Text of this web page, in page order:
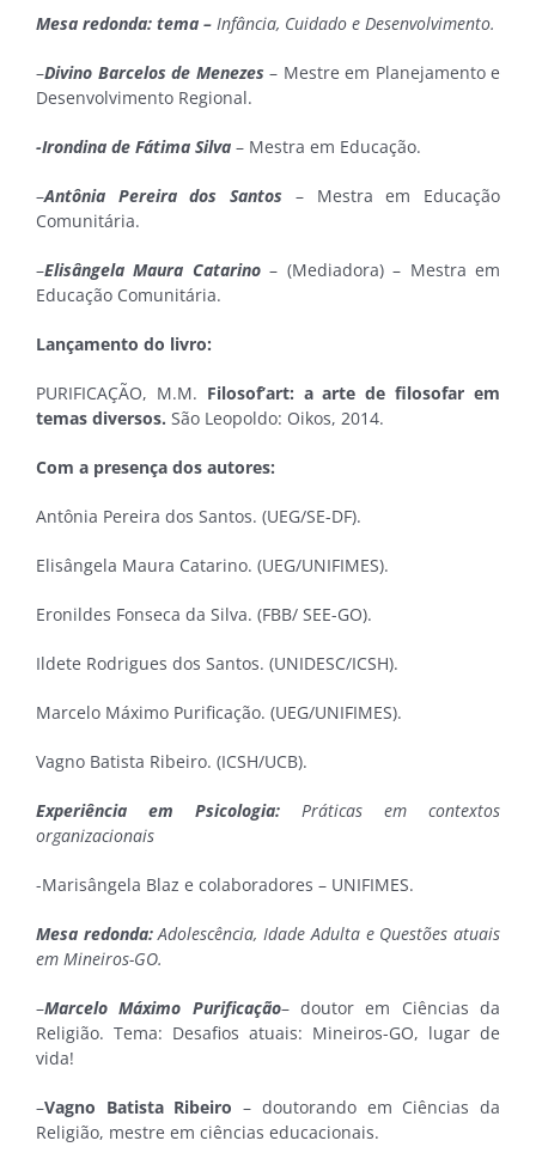
Mesa redonda: tema – Infância, Cuidado e Desenvolvimento.
–Divino Barcelos de Menezes – Mestre em Planejamento e
Desenvolvimento Regional.
-Irondina de Fátima Silva – Mestra em Educação.
–Antônia Pereira dos Santos – Mestra em Educação
Comunitária.
–Elisângela Maura Catarino– (Mediadora) – Mestra em
Educação Comunitária.
Lançamento do livro:
PURIFICAÇÃO, M.M. Filosof’art: a arte de filosofar em
temas diversos. São Leopoldo: Oikos, 2014.
Com a presença dos autores:
Antônia Pereira dos Santos. (UEG/SE-DF).
Elisângela Maura Catarino. (UEG/UNIFIMES).
Eronildes Fonseca da Silva. (FBB/ SEE-GO).
Ildete Rodrigues dos Santos. (UNIDESC/ICSH).
Marcelo Máximo Purificação. (UEG/UNIFIMES).
Vagno Batista Ribeiro. (ICSH/UCB).
Experiência em Psicologia: Práticas em contextos
organizacionais
-Marisângela Blaz e colaboradores – UNIFIMES.
Mesa redonda:Adolescência, Idade Adulta e Questões atuais
em Mineiros-GO.
–Marcelo Máximo Purificação– doutor em Ciências da
Religião. Tema: Desafios atuais: Mineiros-GO, lugar de
vida!
–Vagno Batista Ribeiro – doutorando em Ciências da
Religião, mestre em ciências educacionais.